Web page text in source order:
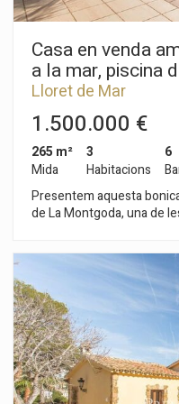
de Girona és de 44 km i a
ciutats amb aeroport.
Casa en venda
a la mar, piscina
Lloret de Mar
1.500.000 €
265 m²
Mida
3
Habitacions
6
Presentem aquesta
de La Montgoda, una de
sent distribuïts en tres
planta és on es troba
menjador amb xemeneia
Comunica amb una
zona de bugaderia i un
aquesta planta. En la
habitacions en suite amb
i un altre bany complet.